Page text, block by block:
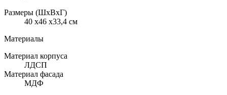
Размеры (ШхВхГ)
40 x46 x33,4 см
Материалы
Материал корпуса
ЛДСП
Материал фасада
МДФ